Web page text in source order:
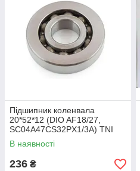
Підшипник коленвала
20*52*12 (DIO AF18/27,
SC04A47CS32PX1/3A) TNI
В наявності
236 ₴